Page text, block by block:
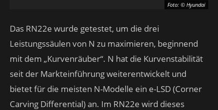
Foto: © Hyundai
Das RN22e wurde getestet, um die drei
Leistungssäulen von N zu maximieren, beginnend
mit dem „Kurvenräuber“. N hat die Kurvenstabilität
seit der Markteinführung weiterentwickelt und
bietet für die meisten N-Modelle ein e-LSD (Corner
Carving Differential) an. Im RN22e wird dieses